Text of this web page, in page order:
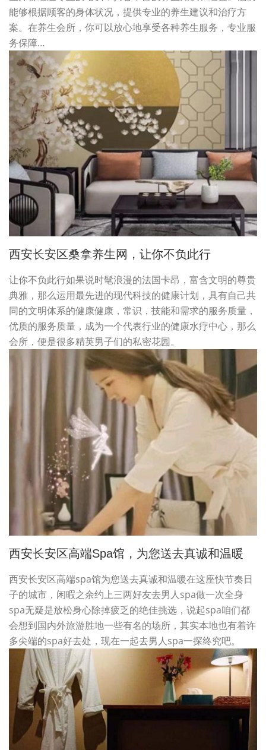
能够根据顾客的身体状况，提供专业的养生建议和治疗方
案。在养生会所，你可以放心地享受各种养生服务，专业服
务保障…
西安长安区桑拿养生网，让你不负此行
让你不负此行如果说时髦浪漫的法国卡昂，富含文明的尊贵
典雅，那么运用最先进的现代科技的健康计划，具有自己共
同的文明体系的健康健康，常识，技能和需求的服务质量，
优质的服务质量，成为一个代表行业的健康水疗中心，那么
会所，便是很多精英男子们的私密花园。
西安长安区高端spa馆，为您送去真诚和温暖
西安长安区高端spa馆为您送去真诚和温暖在这座快节奏日
子的城市，闲暇之余约上三两好友去男人spa做一次全身
spa无疑是放松身心除掉疲乏的绝佳挑选，说起spa咱们都
会想到国内外旅游胜地一些有名的场所，其实本地也有着许
多尖端的spa好去处，现在一起去男人spa一探终究吧。